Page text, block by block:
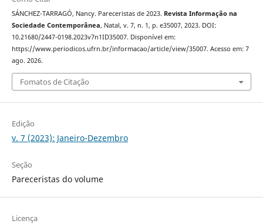
SÁNCHEZ-TARRAGÓ, Nancy. Pareceristas de 2023. Revista Informação na
Sociedade Contemporânea, Natal, v. 7, n. 1, p. e35007, 2023. DOI:
10.21680/2447-0198.2023v7n1ID35007. Disponível em:
https://www.periodicos.ufrn.br/informacao/article/view/35007. Acesso em: 7
ago. 2026.
Fomatos de Citação
Edição
v. 7 (2023): Janeiro-Dezembro
Seção
Pareceristas do volume
Licença